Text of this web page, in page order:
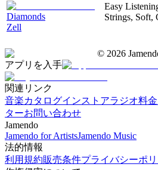
Diamonds
Zell
Easy
Strings, Soft,
© 2026
アプリを入手
関連リンク
音楽カタログインストアラジオ料金
ターお問い合わせ
Jamendo
Jamendo for ArtistsJamendo Music
法的情報
利用規約販売条件プライバシーポ